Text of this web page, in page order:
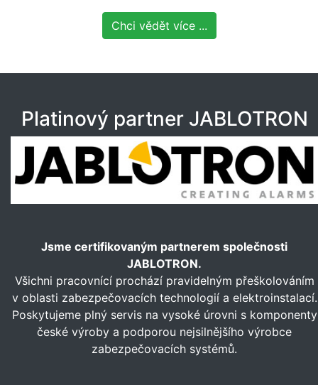
Chci vědět více ...
Platinový partner JABLOTRON
Jsme certifikovaným partnerem společnosti
JABLOTRON.
Všichni pracovnící prochází pravidelným přeškolováním
v oblasti zabezpečovacích technologií a elektroinstalací.
Poskytujeme plný servis na vysoké úrovni s komponenty
české výroby a podporou nejsilnějšího výrobce
zabezpečovacích systémů.